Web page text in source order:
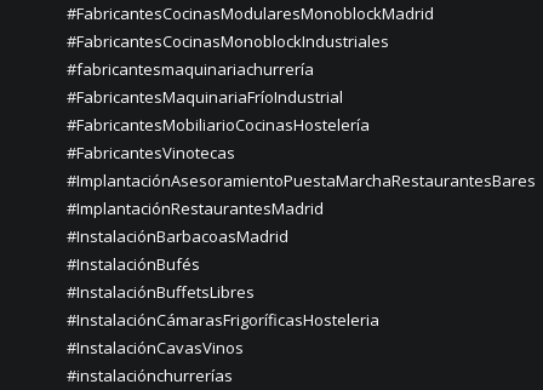
#FabricantesCocinasModularesMonoblockMadrid
#FabricantesCocinasMonoblockIndustriales
#fabricantesmaquinariachurrería
#FabricantesMaquinariaFríoIndustrial
#FabricantesMobiliarioCocinasHostelería
#FabricantesVinotecas
#ImplantaciónAsesoramientoPuestaMarchaRestaurantesBares
#ImplantaciónRestaurantesMadrid
#InstalaciónBarbacoasMadrid
#InstalaciónBufés
#InstalaciónBuffetsLibres
#InstalaciónCámarasFrigoríficasHosteleria
#InstalaciónCavasVinos
#instalaciónchurrerías